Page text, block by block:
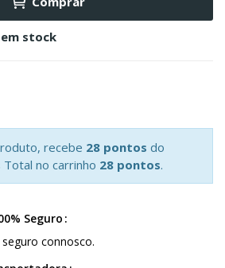
stock
recebe 28 pontos do
no carrinho 28 pontos.
Seguro
connosco.